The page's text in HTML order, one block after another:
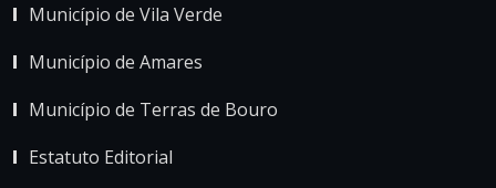
Município de Vila Verde
Município de Amares
Município de Terras de Bouro
Estatuto Editorial